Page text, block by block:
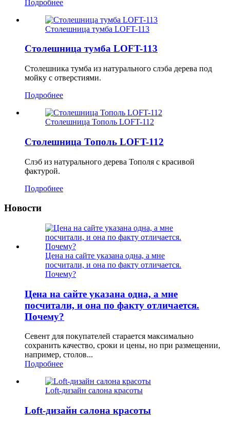
Подробнее
Столешница тумба LOFT-113
Столешница тумба LOFT-113
Столешника тумба из натурального слэба дерева под
мойку с отверстиями.
Подробнее
Столешница Тополь LOFT-112
Столешница Тополь LOFT-112
Слэб из натурального дерева Тополя с красивой
фактурой.
Подробнее
Новости
Цена на сайте указана одна, а мне
посчитали, и она по факту отличается.
Почему?
Цена на сайте указана одна, а мне
посчитали, и она по факту отличается.
Почему?
Севент для покупателей старается максимально
сохранить качество, сроки и цены, но при размещении,
например, столов...
Подробнее
Loft-дизайн салона красоты
Loft-дизайн салона красоты